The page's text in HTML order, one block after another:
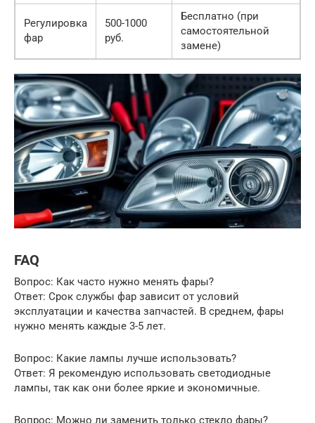
Регулировка
фар
500-1000
руб.
Бесплатно (при
самостоятельной
замене)
FAQ
Вопрос: Как часто нужно менять фары?
Ответ: Срок службы фар зависит от условий
эксплуатации и качества запчастей. В среднем, фары
нужно менять каждые 3-5 лет.
Вопрос: Какие лампы лучше использовать?
Ответ: Я рекомендую использовать светодиодные
лампы, так как они более яркие и экономичные.
Вопрос: Можно ли заменить только стекло фары?